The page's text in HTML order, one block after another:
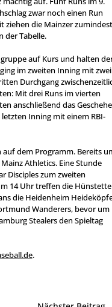
zwar noch einen Run
ziehen die Mainzer zumindest
der Tabelle.
auf Kurs und halten
im zweiten Inning mit zwei
Durchgang
Mit drei Runs im vierten
anschließend das
Inning mit einem RBI-
auf dem Programm. Bereits
Athletics. Eine Stunde
Disciples zum zweiten
14 Uhr treffen die
die Heidenheim
Wanderers, bevor um
Stealers den Spieltag
.